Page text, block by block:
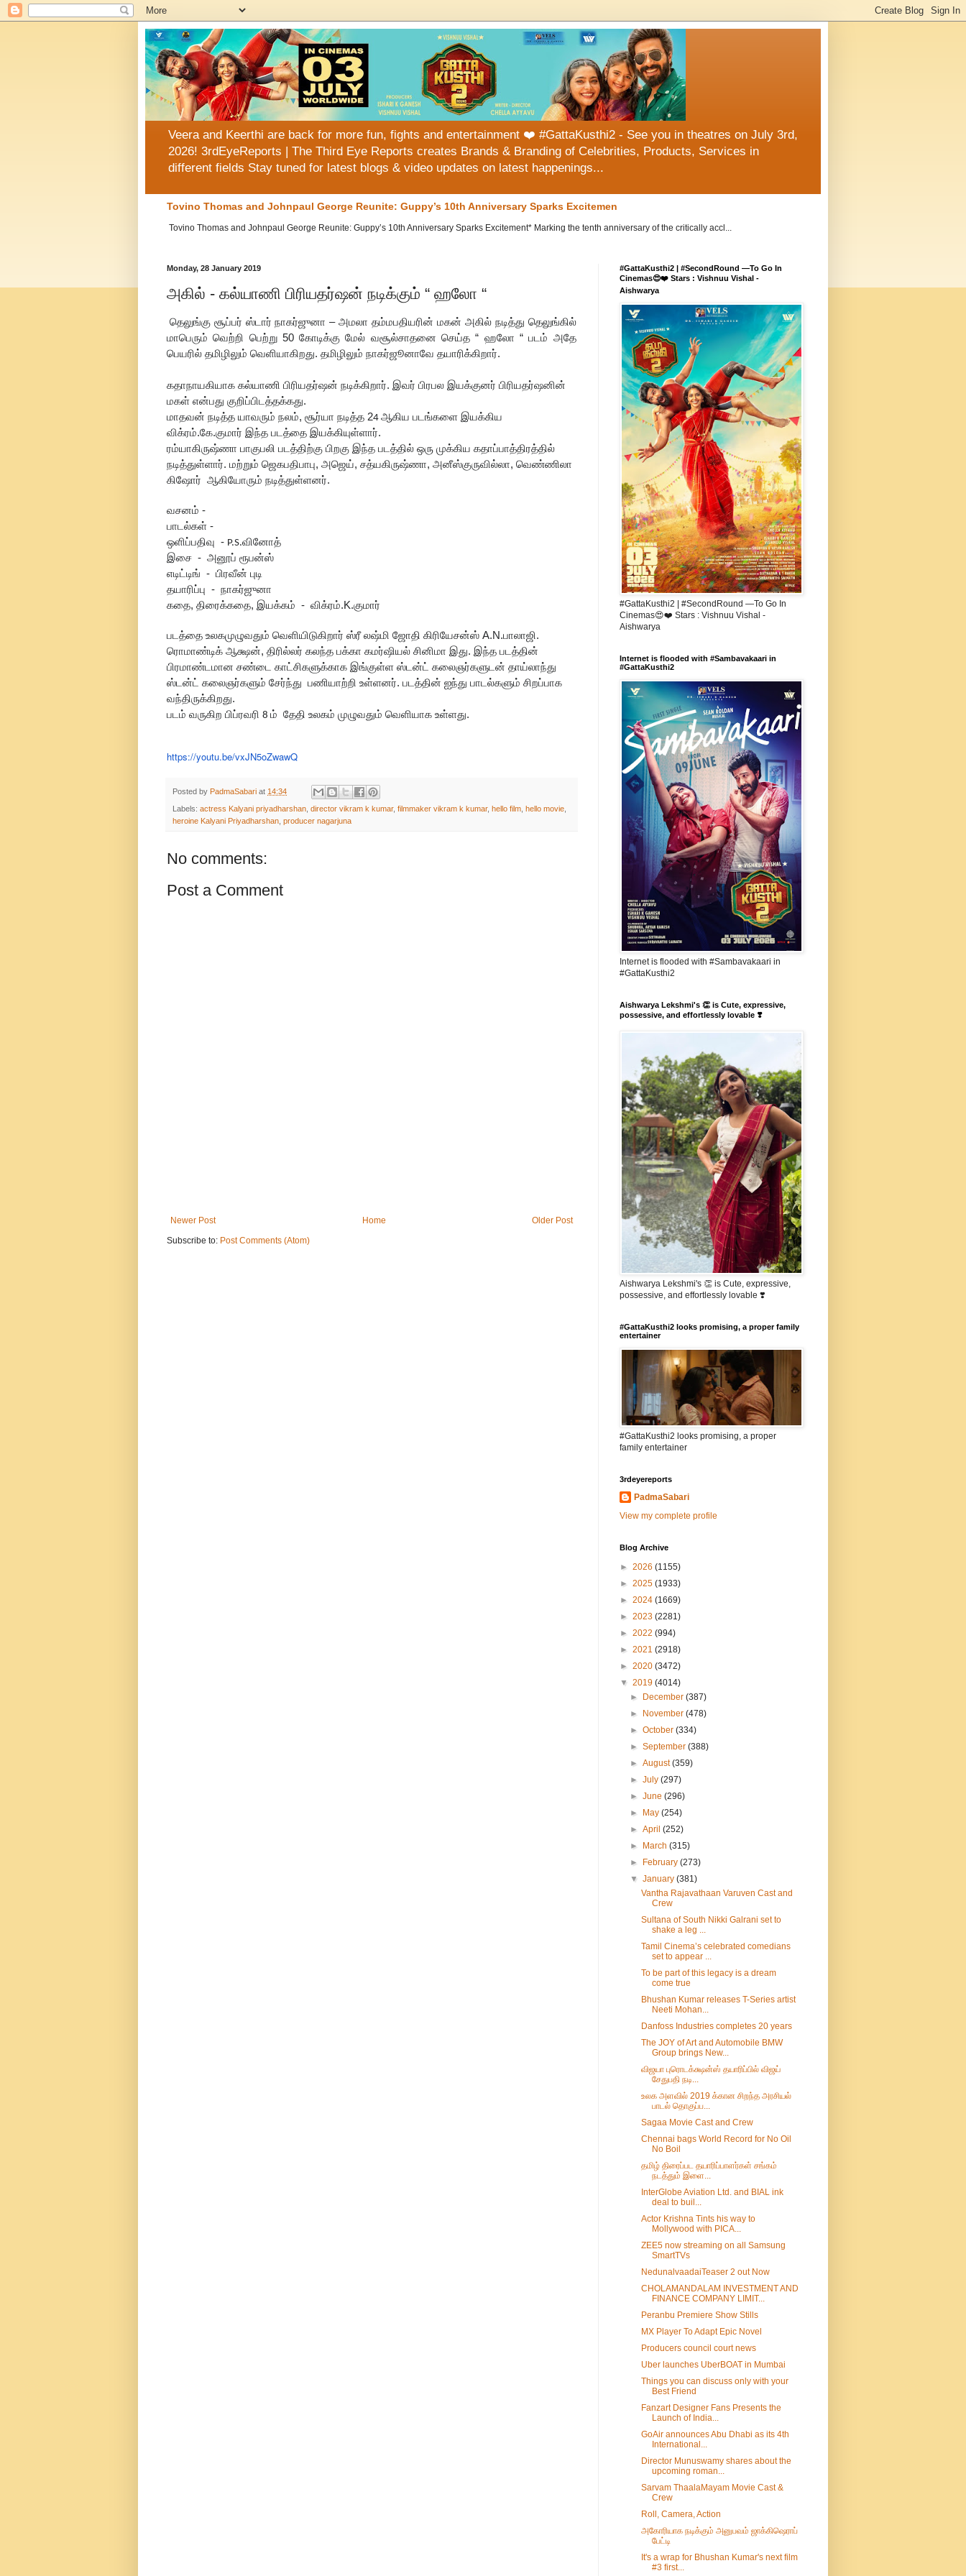
Veera and Keerthi are back for more fun, fights and entertainment ❤️ #GattaKusthi2 - See you in theatres on July 3rd,
2026! 3rdEyeReports | The Third Eye Reports creates Brands & Branding of Celebrities, Products, Services in
different fields Stay tuned for latest blogs & video updates on latest happenings...
Tovino Thomas and Johnpaul George Reunite: Guppy’s 10th Anniversary Sparks Excitemen
Tovino Thomas and Johnpaul George Reunite: Guppy’s 10th Anniversary Sparks Excitement* Marking the tenth anniversary of the critically accl...
Monday, 28 January 2019
அகில் - கல்யாணி பிரியதர்ஷன் நடிக்கும் “ ஹலோ “
தெலுங்கு சூப்பர் ஸ்டார் நாகர்ஜுனா – அமலா தம்மபதியரின் மகன் அகில் நடித்து தெலுங்கில்
மாபெரும் வெற்றி பெற்று 50 கோடிக்கு மேல் வசூல்சாதனை செய்த “ ஹலோ “ படம் அதே
பெயரில் தமிழிலும் வெளியாகிறது. தமிழிலும் நாகர்ஜூனாவே தயாரிக்கிறார்.
கதாநாயகியாக கல்யாணி பிரியதர்ஷன் நடிக்கிறார். இவர் பிரபல இயக்குனர் பிரியதர்ஷனின்
மகள் என்பது குறிப்பிடத்தக்கது.
மாதவன் நடித்த யாவரும் நலம், சூர்யா நடித்த 24 ஆகிய படங்களை இயக்கிய
விக்ரம்.கே.குமார் இந்த படத்தை இயக்கியுள்ளார்.
ரம்யாகிருஷ்ணா பாகுபலி படத்திற்கு பிறகு இந்த படத்தில் ஒரு முக்கிய கதாப்பாத்திரத்தில்
நடித்துள்ளார். மற்றும் ஜெகபதிபாபு, அஜெய், சத்யகிருஷ்ணா, அனீஸ்குருவில்லா, வெண்ணிலா
கிஷோர் ஆகியோரும் நடித்துள்ளனர்.
வசனம் -
பாடல்கள் -
ஒளிப்பதிவு - P.S.வினோத்
இசை - அனூப் ரூபன்ஸ்
எடிட்டிங் - பிரவீன் புடி
தயாரிப்பு - நாகர்ஜுனா
கதை, திரைக்கதை, இயக்கம் - விக்ரம்.K.குமார்
படத்தை உலகமுழுவதும் வெளியிடுகிறார் ஸ்ரீ லஷ்மி ஜோதி கிரியேசன்ஸ் A.N.பாலாஜி.
ரொமாண்டிக் ஆக்ஷன், திரில்லர் கலந்த பக்கா கமர்ஷியல் சினிமா இது. இந்த படத்தின்
பிரமாண்டமான சண்டை காட்சிகளுக்காக இங்குள்ள ஸ்டன்ட் கலைஞர்களுடன் தாய்லாந்து
ஸ்டன்ட் கலைஞர்களும் சேர்ந்து பணியாற்றி உள்ளனர். படத்தின் ஐந்து பாடல்களும் சிறப்பாக
வந்திருக்கிறது.
படம் வருகிற பிப்ரவரி 8 ம் தேதி உலகம் முழுவதும் வெளியாக உள்ளது.
https://youtu.be/vxJN5oZwawQ
Posted by PadmaSabari at 14:34
Labels: actress Kalyani priyadharshan, director vikram k kumar, filmmaker vikram k kumar, hello film, hello movie,
heroine Kalyani Priyadharshan, producer nagarjuna
No comments:
Post a Comment
Newer Post Older Post
Home
Subscribe to: Post Comments (Atom)
#GattaKusthi2 | #SecondRound —To Go In
Cinemas😍❤️ Stars : Vishnuu Vishal -
Aishwarya
#GattaKusthi2 | #SecondRound —To Go In
Cinemas😍❤️ Stars : Vishnuu Vishal -
Aishwarya
Internet is flooded with #Sambavakaari in
#GattaKusthi2
Internet is flooded with #Sambavakaari in
#GattaKusthi2
Aishwarya Lekshmi's 👏 is Cute, expressive,
possessive, and effortlessly lovable ❣️
Aishwarya Lekshmi's 👏 is Cute, expressive,
possessive, and effortlessly lovable ❣️
#GattaKusthi2 looks promising, a proper family
entertainer
#GattaKusthi2 looks promising, a proper
family entertainer
3rdeyereports
PadmaSabari
View my complete profile
Blog Archive
► 2026 (1155)
► 2025 (1933)
► 2024 (1669)
► 2023 (2281)
► 2022 (994)
► 2021 (2918)
► 2020 (3472)
▼ 2019 (4014)
►
December(387)
►
November(478)
►October(334)
►September(388)
►August(359)
►July(297)
►June(296)
►
May(254)
►April(252)
►
March(315)
►
February(273)
▼January(381)
Vantha Rajavathaan Varuven Cast and
Crew
Sultana of South Nikki Galrani set to
shake a leg ...
Tamil Cinema’s celebrated comedians
set to appear ...
To be part of this legacy is a dream
come true
Bhushan Kumar releases T-Series artist
Neeti Mohan...
Danfoss Industries completes 20 years
The JOY of Art and Automobile BMW
Group brings New...
விஜயா புரொடக்க்ஷன்ஸ் தயாரிப்பில் விஜய்
சேதுபதி நடி...
உலக அளவில் 2019 க்கான சிறந்த அரசியல்
பாடல் தொகுப்ப...
Sagaa Movie Cast and Crew
Chennai bags World Record for No Oil
No Boil
தமிழ் திரைப்பட தயாரிப்பாளர்கள் சங்கம்
நடத்தும் இளை...
InterGlobe Aviation Ltd. and BIAL ink
deal to buil...
Actor Krishna Tints his way to
Mollywood with PICA...
ZEE5 now streaming on all Samsung
SmartTVs
NedunalvaadaiTeaser 2 out Now
CHOLAMANDALAM INVESTMENT AND
FINANCE COMPANY LIMIT...
Peranbu Premiere Show Stills
MX Player To Adapt Epic Novel
Producers council court news
Uber launches UberBOAT in Mumbai
Things you can discuss only with your
Best Friend
Fanzart Designer Fans Presents the
Launch of India...
GoAir announces Abu Dhabi as its 4th
International...
Director Munuswamy shares about the
upcoming roman...
Sarvam ThaalaMayam Movie Cast &
Crew
Roll, Camera, Action
அகோரியாக நடிக்கும் அனுபவம் ஜாக்கிஷெராப்
பேட்டி
It's a wrap for Bhushan Kumar's next film
#3 first...